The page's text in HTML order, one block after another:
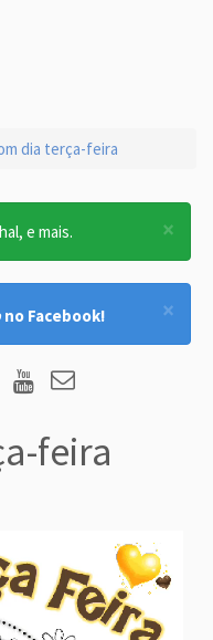
dia terça-feira
×
e mais.
×
no Facebook!
feira